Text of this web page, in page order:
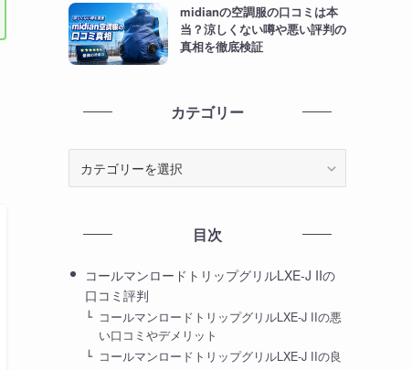
midianの空調服の口コミは本
当？涼しくない噂や悪い評判の
真相を徹底検証
カテゴリー
目次
コールマンロードトリップグリルLXE-J IIの
口コミ評判
コールマンロードトリップグリルLXE-J IIの悪
い口コミやデメリット
コールマンロードトリップグリルLXE-J IIの良